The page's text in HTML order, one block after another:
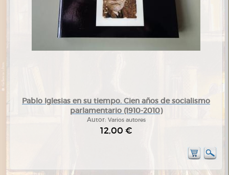
Pablo Iglesias en su tiempo. Cien años de socialismo
parlamentario (1910-2010)
Autor: Varios autores
12,00 €